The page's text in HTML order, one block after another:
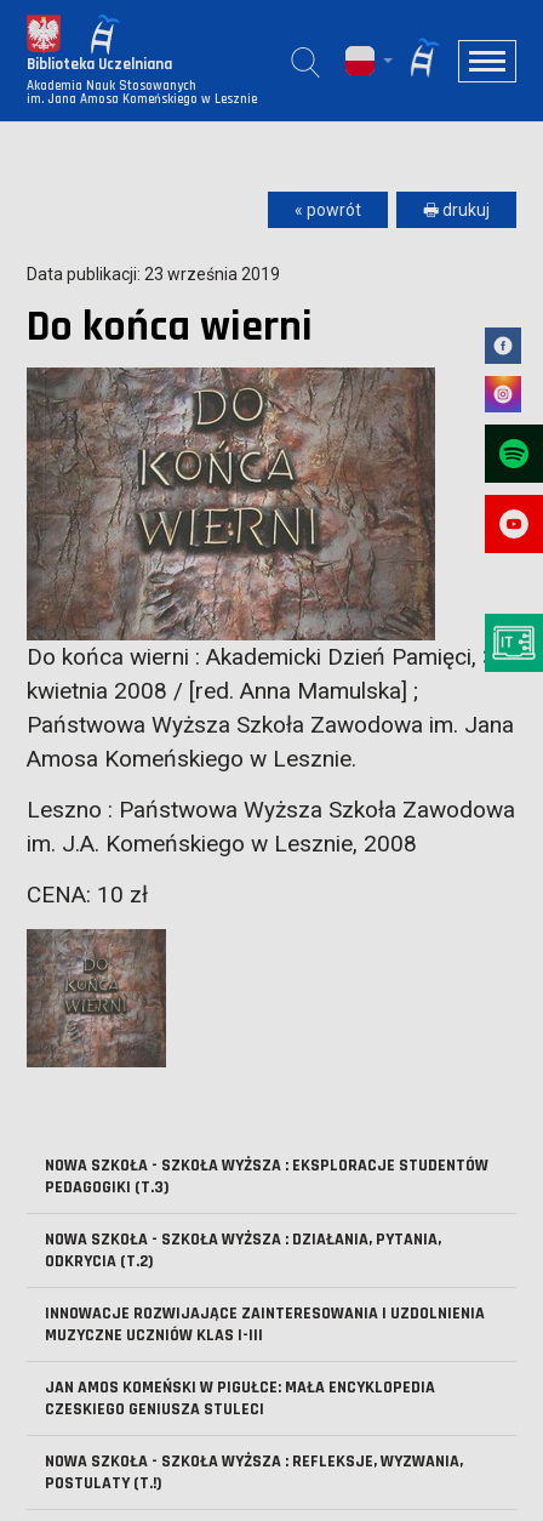
Biblioteka Uczelniana
Akademia Nauk Stosowanych
im. Jana Amosa Komeńskiego w Lesznie
NOWA SZKOŁA - SZKOŁA WYŻSZA : EKSPLORACJE STUDENTÓW
PEDAGOGIKI (T.3)
NOWA SZKOŁA - SZKOŁA WYŻSZA : DZIAŁANIA, PYTANIA,
ODKRYCIA (T.2)
INNOWACJE ROZWIJAJĄCE ZAINTERESOWANIA I UZDOLNIENIA
MUZYCZNE UCZNIÓW KLAS I-III
JAN AMOS KOMEŃSKI W PIGUŁCE: MAŁA ENCYKLOPEDIA
CZESKIEGO GENIUSZA STULECI
NOWA SZKOŁA - SZKOŁA WYŻSZA : REFLEKSJE, WYZWANIA,
POSTULATY (T.!)
« powrót 🖶 drukuj
Data publikacji: 23 września 2019
Do końca wierni
Do końca wierni : Akademicki Dzień Pamięci, 3
kwietnia 2008 / [red. Anna Mamulska] ;
Państwowa Wyższa Szkoła Zawodowa im. Jana
Amosa Komeńskiego w Lesznie.
Leszno : Państwowa Wyższa Szkoła Zawodowa
im. J.A. Komeńskiego w Lesznie, 2008
CENA: 10 zł